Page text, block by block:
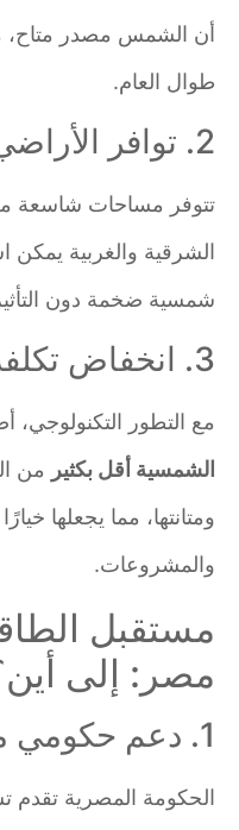
أن الشمس مصدر متاح،
طوال العام.
تتوفر مساحات شاسعة من
الشرقية والغربية يمكن
شمسية ضخمة دون التأثير
مع التطور التكنولوجي،
الشمسية أقل بكثيرمن
ومتانتها، مما يجعلها خيارًا
والمشروعات.
مستقبل
مصر: إلى أين؟
الحكومة المصرية تقدم